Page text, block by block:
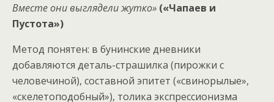
Вместе они выглядели жутко» («Чапаев и
Пустота»)
Метод понятен: в бунинские дневники
добавляются деталь-страшилка (пирожки с
человечиной), составной эпитет («свинорылые»,
«скелетоподобный»), толика экспрессионизма